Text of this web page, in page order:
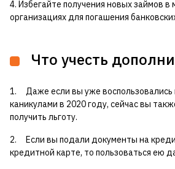
4. Избегайте получения новых займов
организациях для погашения
Что учесть
1. Даже если вы уже
каникулами в 2020 году, сейчас вы
получить льготу.
2. Если вы подали документы на
кредитной карте, то пользоваться ею